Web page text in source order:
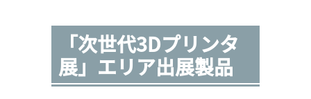
「次世代3Dプリンタ
展」エリア出展製品